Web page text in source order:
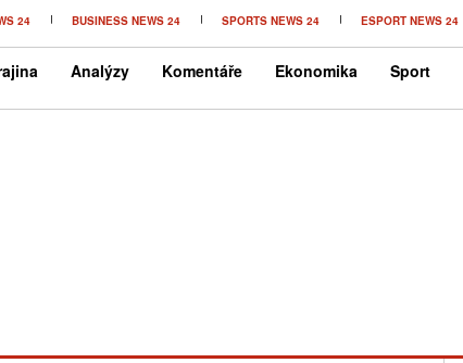
24 BUSINESS NEWS 24 SPORTS NEWS 24 ESPORT NEWS 24
Analýzy Komentáře Ekonomika Sport